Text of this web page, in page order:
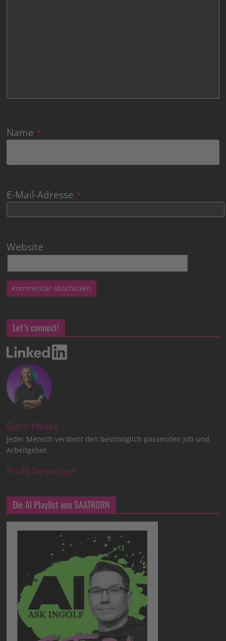
Name *
E-Mail-Adresse *
Website
Let’s connect!
Gero Hesse
Jeder Mensch verdient den bestmöglich passenden Job und
Arbeitgeber.
Profil besuchen
Die AI Playlist von SAATKORN